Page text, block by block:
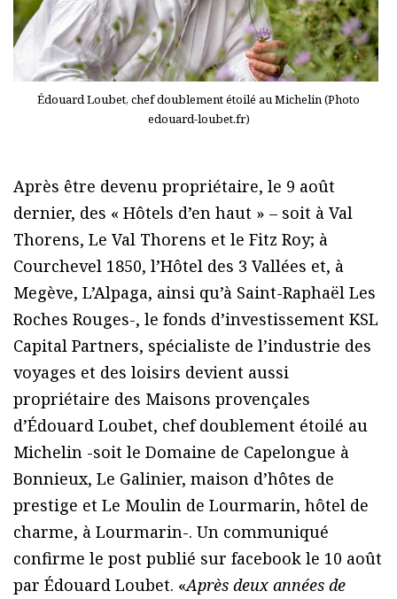
Édouard Loubet, chef doublement étoilé au Michelin (Photo
edouard-loubet.fr)
Après être devenu propriétaire, le 9 août
dernier, des « Hôtels d’en haut » – soit à Val
Thorens, Le Val Thorens et le Fitz Roy; à
Courchevel 1850, l’Hôtel des 3 Vallées et, à
Megève, L’Alpaga, ainsi qu’à Saint-Raphaël Les
Roches Rouges-, le fonds d’investissement KSL
Capital Partners, spécialiste de l’industrie des
voyages et des loisirs devient aussi
propriétaire des Maisons provençales
d’Édouard Loubet, chef doublement étoilé au
Michelin -soit le Domaine de Capelongue à
Bonnieux, Le Galinier, maison d’hôtes de
prestige et Le Moulin de Lourmarin, hôtel de
charme, à Lourmarin-. Un communiqué
confirme le post publié sur facebook le 10 août
par Édouard Loubet. «Après deux années de